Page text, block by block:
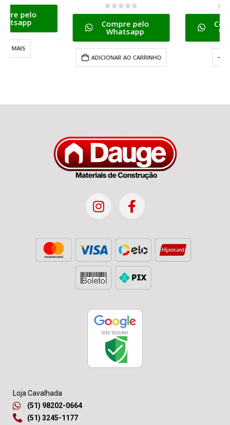
Compre pelo
Whatsapp
ADICIONAR AO CARRINHO
0de 5
Compre pelo
Loja Cavalhada
(51) 98202-0664
(51) 3245-1177